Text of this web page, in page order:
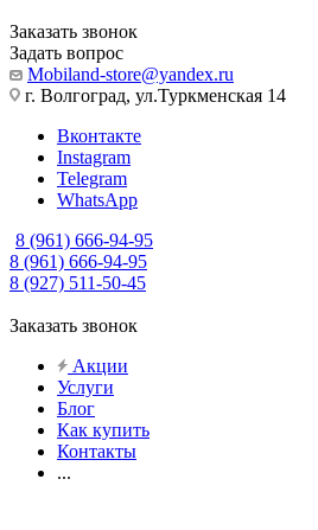
Заказать звонок
Задать вопрос
Mobiland-store@yandex.ru
г. Волгоград, ул.Туркменская 14
Вконтакте
Instagram
Telegram
WhatsApp
8 (961) 666-94-95
8 (961) 666-94-95
8 (927) 511-50-45
Заказать звонок
Акции
Услуги
Блог
Как купить
Контакты
...